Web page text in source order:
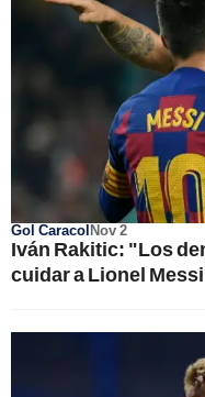
Gol CaracolNov 2
Iván Rakitic: "Los
cuidar a Lionel